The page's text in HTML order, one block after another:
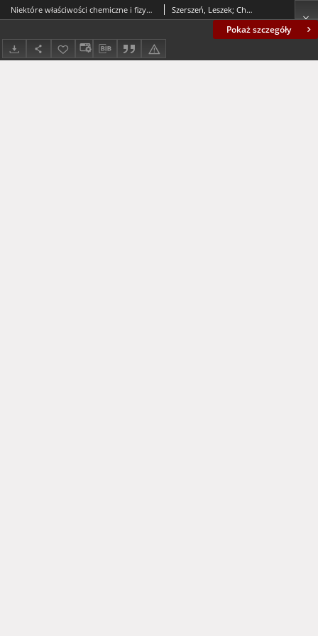
Pokaż szczegóły
Niektóre właściwości chemiczne i fizyko-chemiczne osadów poflotacyjnych ze zbiornika "Konrad" nr 3 w Iwinach = Some chemical and physic properities of the flotation sediments from the reservoir "Konrad" no. 3 in Iwiny village Szerszeń, Leszek; Chodak, Tadeusz; Gawron, Magdalena